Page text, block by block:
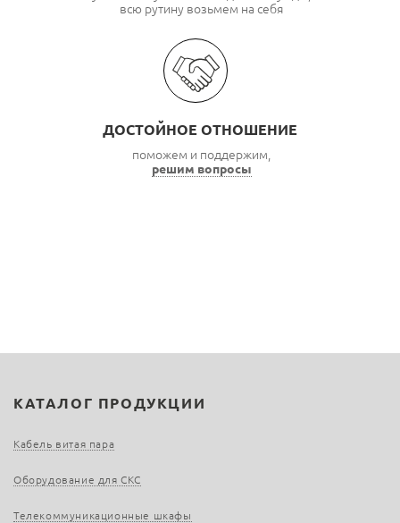
всю рутину возьмем на себя
ДОСТОЙНОЕ ОТНОШЕНИЕ
поможем и поддержим,
решим вопросы
КАТАЛОГ ПРОДУКЦИИ
Кабель витая пара
Оборудование для СКС
Телекоммуникационные шкафы